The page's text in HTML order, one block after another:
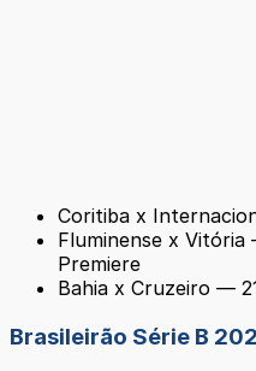
Coritiba x
Fluminense x
Premiere
Bahia x Cruzeiro —
Brasileirão Série B